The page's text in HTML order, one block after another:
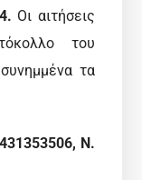
Οι αιτήσεις
του
τα
Ν.